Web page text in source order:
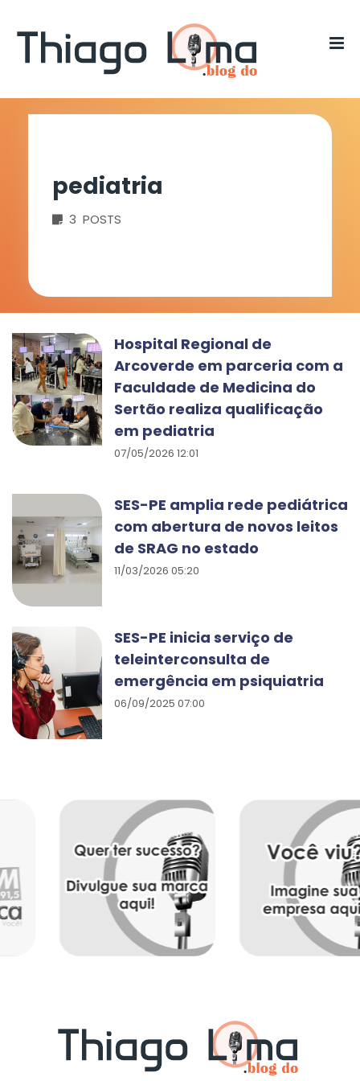
pediatria
3 POSTS
Hospital Regional de
Arcoverde em parceria com a
Faculdade de Medicina do
Sertão realiza qualificação
em pediatria
07/05/2026 12:01
SES-PE amplia rede pediátrica
com abertura de novos leitos
de SRAG no estado
11/03/2026 05:20
SES-PE inicia serviço de
teleinterconsulta de
emergência em psiquiatria
06/09/2025 07:00